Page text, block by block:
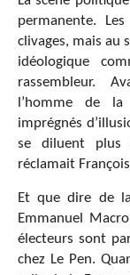
permanente.
clivages, mais au
idéologique
rassembleur.
l’homme de
imprégnés
se diluent plus
réclamait
Et que dire de
Emmanuel
électeurs sont
chez Le Pen.